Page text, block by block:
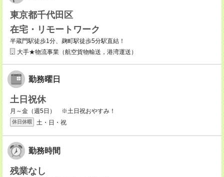
東京都千代田区
在宅・リモートワーク
半蔵門駅徒歩1分、麹町駅徒歩5分駅直結！
大手★物流事業（航空貨物輸送，港湾運送）
勤務曜日
土日祝休
月～金（週5日） ※土日祝おやすみ！
休日休暇 土・日・祝
勤務時間
残業なし